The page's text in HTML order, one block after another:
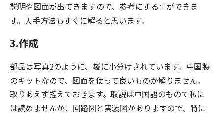
説明や図面が出てきますので、参考にする事ができま
す。入手方法もすぐに解ると思います。
3.作成
部品は写真2のように、袋に小分けされています。中国製
のキットなので、図面を使って良いものか解りません。
取りあえず控えておきます。取説は中国語のもので私に
は読めませんが、回路図と実装図がありますので、特に